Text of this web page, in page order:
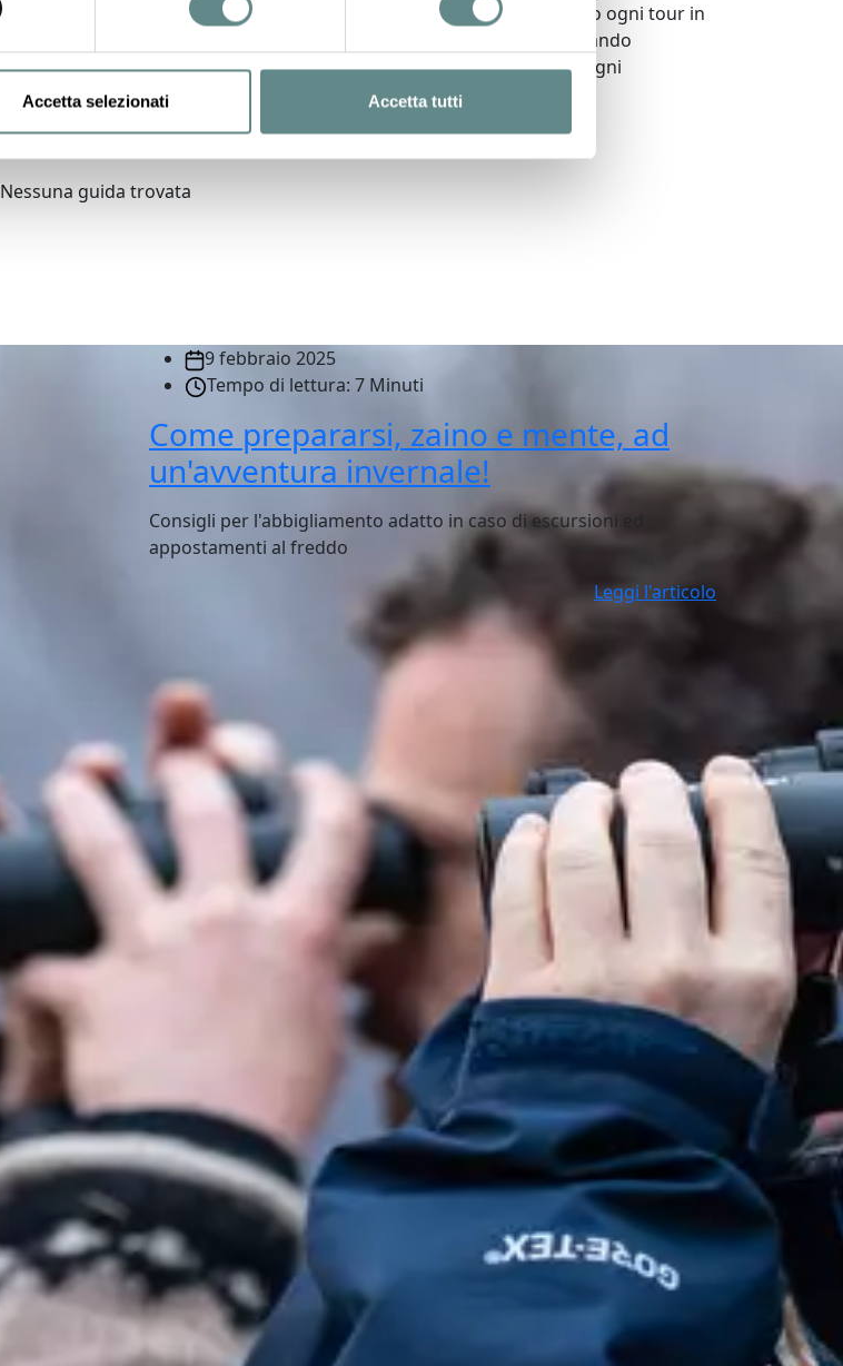
Accetta selezionati Accetta tutti
un’occasione per scoprire e meravigliarsi. Personalizziamo ogni tour in
base agli interessi e alle capacità dei partecipanti, assicurando
un’esperienza su misura che risponda alle aspettative di ogni
esploratore, dal principiante all’esperto.
Nessuna guida trovata
9 febbraio 2025
Tempo di lettura: 7 Minuti
Come prepararsi, zaino e mente, ad
un'avventura invernale!
Consigli per l'abbigliamento adatto in caso di escursioni ed
appostamenti al freddo
Leggi l'articolo